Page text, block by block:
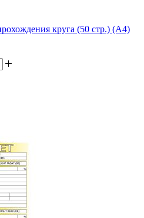
круга (50 стр.) (A4)